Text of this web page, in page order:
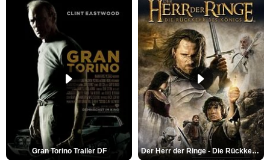
Gran Torino Trailer DF Der Herr der Ringe - Die Rückkehr des Königs Trailer OV